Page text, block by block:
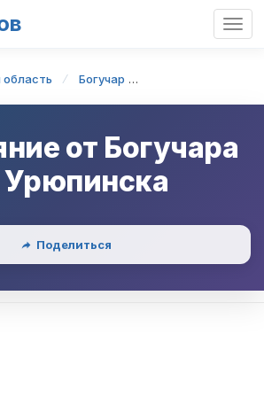
Богучар
от Богучара
Урюпинска
Поделиться